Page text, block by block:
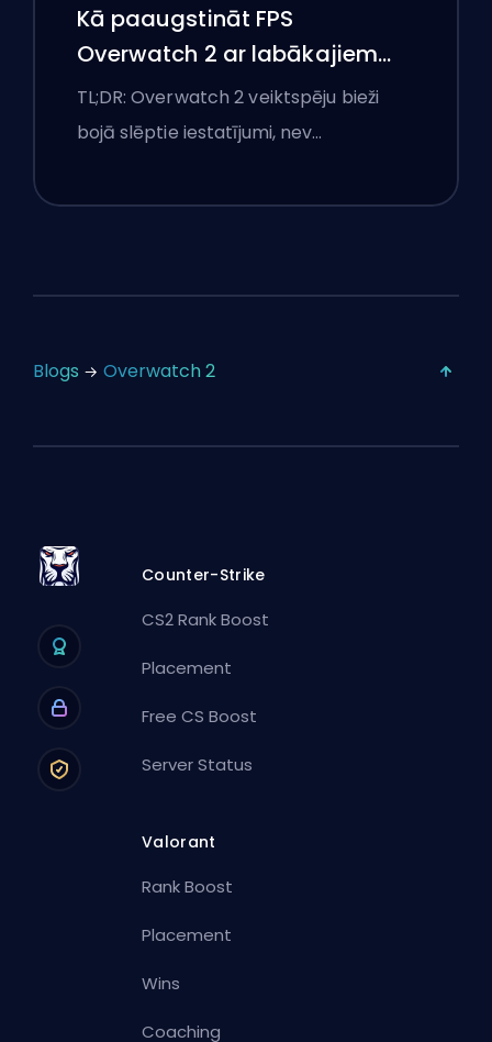
Kā paaugstināt FPS
Overwatch 2 ar labākajiem
iestatījumiem
TL;DR: Overwatch 2 veiktspēju bieži
bojā slēptie iestatījumi, nev…
Blogs Overwatch 2
Counter-Strike
CS2 Rank Boost
Placement
Free CS Boost
Server Status
Valorant
Rank Boost
Placement
Wins
Coaching